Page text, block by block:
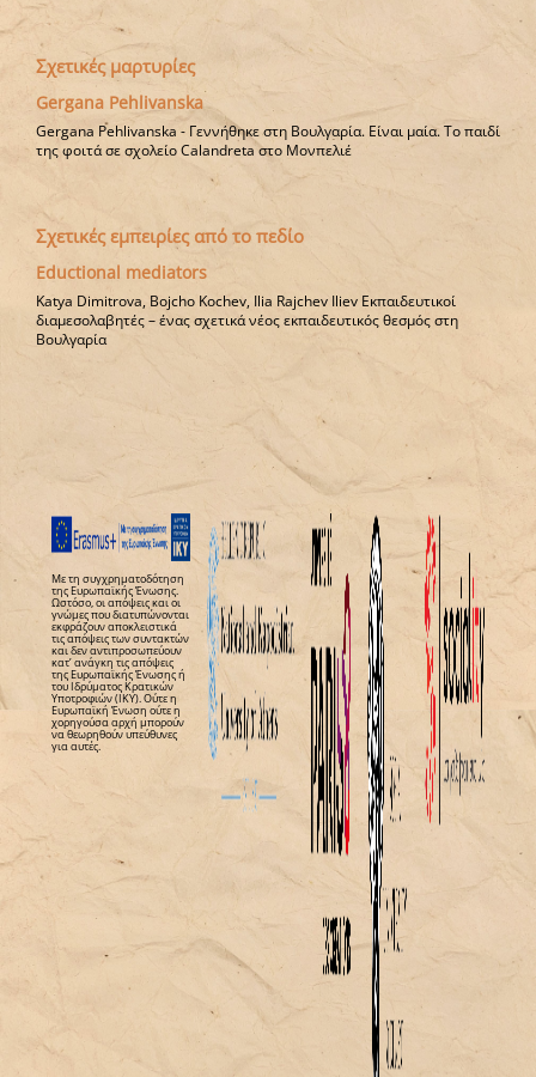
Σχετικές μαρτυρίες
Gergana Pehlivanska
Gergana Pehlivanska - Γεννήθηκε στη Βουλγαρία. Είναι μαία. Το παιδί
της φοιτά σε σχολείο Calandreta στο Μονπελιέ
Σχετικές εμπειρίες από το πεδίο
Eductional mediators
Katya Dimitrova, Bojcho Kochev, Ilia Rajchev Iliev Εκπαιδευτικοί
διαμεσολαβητές – ένας σχετικά νέος εκπαιδευτικός θεσμός στη
Βουλγαρία
Με τη συγχρηματοδότηση
της Ευρωπαϊκής Ένωσης.
Ωστόσο, οι απόψεις και οι
γνώμες που διατυπώνονται
εκφράζουν αποκλειστικά
τις απόψεις των συντακτών
και δεν αντιπροσωπεύουν
κατ’ ανάγκη τις απόψεις
της Ευρωπαϊκής Ένωσης ή
του Ιδρύματος Κρατικών
Υποτροφιών (ΙΚΥ). Ούτε η
Ευρωπαϊκή Ένωση ούτε η
χορηγούσα αρχή μπορούν
να θεωρηθούν υπεύθυνες
για αυτές.